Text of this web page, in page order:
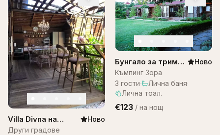
Villa Divna на
Остров Бали
Ново
Други градове
Бунгало за трима
– къмпинг Зора
Ново
Къмпинг Зора
3 гости· Лична баня·
Лична тоал.
€123 / на нощ